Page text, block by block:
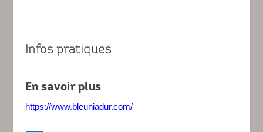
Infos pratiques
En savoir plus
https://www.bleuniadur.com/